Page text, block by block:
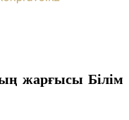
жарғысы Білім